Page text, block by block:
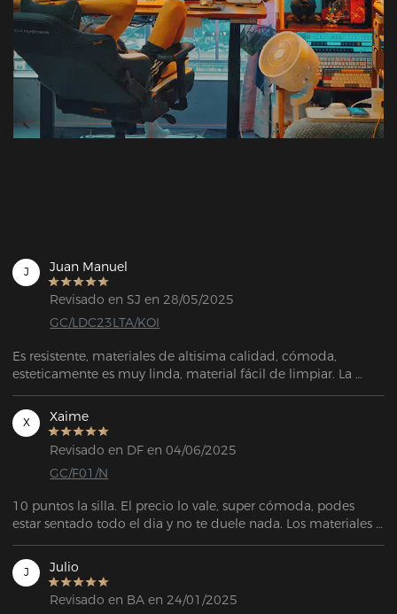
J Juan Manuel
Revisado en SJ en 28/05/2025
GC/LDC23LTA/KOI
Es resistente, materiales de altisima calidad, cómoda,
esteticamente es muy linda, material fácil de limpiar. La
durar al menos unos diez años por la calidad de los
materiales.
X Xaime
Revisado en DF en 04/06/2025
GC/F01/N
10 puntos la silla. El precio lo vale, super cómoda, podes
estar sentado todo el dia y no te duele nada. Los materiales
son de muy buena calidad y el armado también muy fácil.
Recommended!
J Julio
Revisado en BA en 24/01/2025